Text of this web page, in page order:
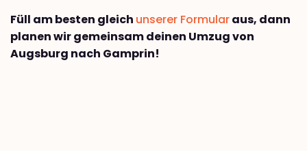
Füll am besten gleich unserer Formularaus, dann
planen wir gemeinsam deinen Umzug von
Augsburg nach Gamprin!